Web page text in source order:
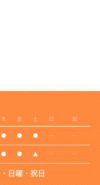
木 金 土 日 祝
● ● ● ー ー
● ● ▲ ー ー
日曜・祝日